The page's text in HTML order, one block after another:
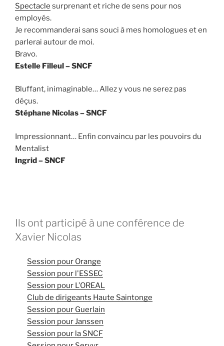
Spectacle surprenant et riche de sens pour nos
employés.
Je recommanderai sans souci à mes homologues et en
parlerai autour de moi.
Bravo.
Estelle Filleul – SNCF
Bluffant, inimaginable… Allez y vous ne serez pas
déçus.
Stéphane Nicolas – SNCF
Impressionnant… Enfin convaincu par les pouvoirs du
Mentalist
Ingrid – SNCF
Ils ont participé à une conférence de
Xavier Nicolas
Session pour Orange
Session pour l'ESSEC
Session pour L’OREAL
Club de dirigeants Haute Saintonge
Session pour Guerlain
Session pour Janssen
Session pour la SNCF